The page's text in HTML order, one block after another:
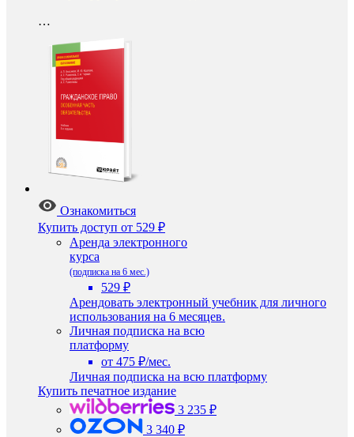
…
Ознакомиться
Купить доступ от 529 ₽
Аренда электронного
курса
(подписка на 6 мес.)
529 ₽
Арендовать электронный учебник для личного
использования на 6 месяцев.
Личная подписка на всю
платформу
от 475 ₽/мес.
Личная подписка на всю платформу
Купить печатное издание
3 235 ₽
3 340 ₽